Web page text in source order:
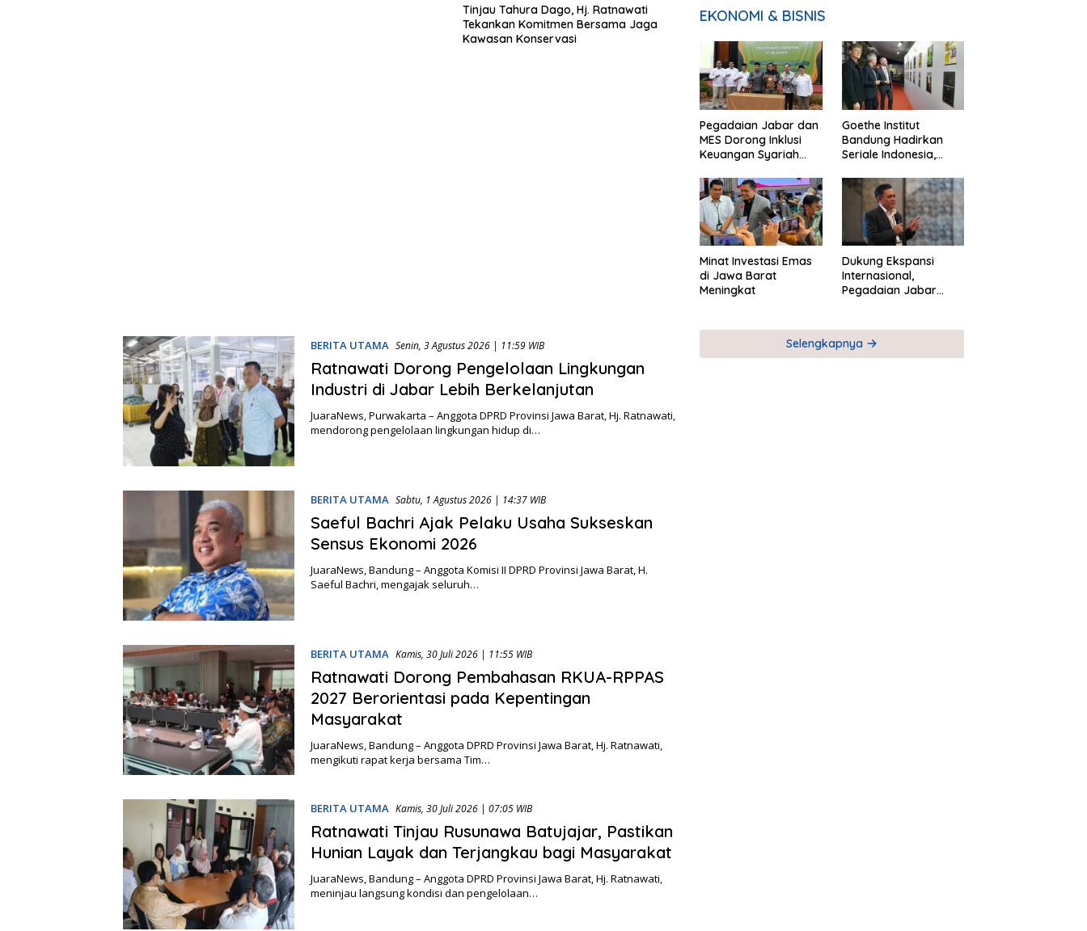
Tinjau Tahura Dago, Hj. Ratnawati
Tekankan Komitmen Bersama Jaga
Kawasan Konservasi
BERITA UTAMA Senin, 3 Agustus 2026 | 11:59 WIB
Ratnawati Dorong Pengelolaan Lingkungan
Industri di Jabar Lebih Berkelanjutan
JuaraNews, Purwakarta – Anggota DPRD Provinsi Jawa Barat, Hj. Ratnawati,
mendorong pengelolaan lingkungan hidup di…
BERITA UTAMA Sabtu, 1 Agustus 2026 | 14:37 WIB
Saeful Bachri Ajak Pelaku Usaha Sukseskan
Sensus Ekonomi 2026
JuaraNews, Bandung – Anggota Komisi II DPRD Provinsi Jawa Barat, H.
Saeful Bachri, mengajak seluruh…
BERITA UTAMA Kamis, 30 Juli 2026 | 11:55 WIB
Ratnawati Dorong Pembahasan RKUA-RPPAS
2027 Berorientasi pada Kepentingan
Masyarakat
JuaraNews, Bandung – Anggota DPRD Provinsi Jawa Barat, Hj. Ratnawati,
mengikuti rapat kerja bersama Tim…
BERITA UTAMA Kamis, 30 Juli 2026 | 07:05 WIB
Ratnawati Tinjau Rusunawa Batujajar, Pastikan
Hunian Layak dan Terjangkau bagi Masyarakat
JuaraNews, Bandung – Anggota DPRD Provinsi Jawa Barat, Hj. Ratnawati,
meninjau langsung kondisi dan pengelolaan…
EKONOMI & BISNIS
Pegadaian Jabar dan
MES Dorong Inklusi
Keuangan Syariah
UMKM
Goethe Institut
Bandung Hadirkan
Seriale Indonesia,
Global Industri Serial
Minat Investasi Emas
di Jawa Barat
Meningkat
Dukung Ekspansi
Internasional,
Pegadaian Jabar
Pegadaian Timor
Leste
Selengkapnya